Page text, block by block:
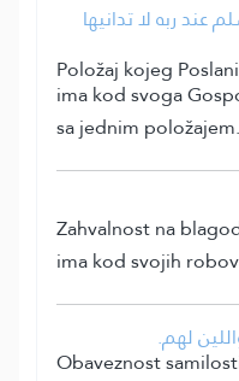
عند ربه لا تدانيها
Položaj kojeg
ima kod svoga
sa jednim položajem.
Zahvalnost na
ima kod svojih
لهم.
Obaveznost